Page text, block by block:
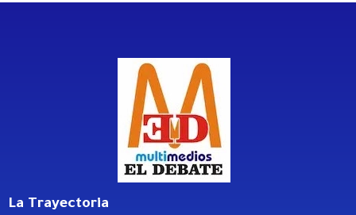
La Trayectoria